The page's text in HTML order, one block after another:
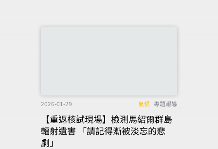
2026-01-29 氣候 專題報導
【重返核試現場】檢測馬紹爾群島
輻射遺害 「請記得漸被淡忘的悲
劇」